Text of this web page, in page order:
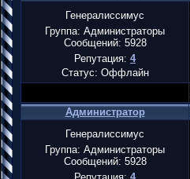
Генералиссимус
Группа: Администраторы
Сообщений: 5928
Репутация: 4
Статус: Оффлайн
Администратор
Генералиссимус
Группа: Администраторы
Сообщений: 5928